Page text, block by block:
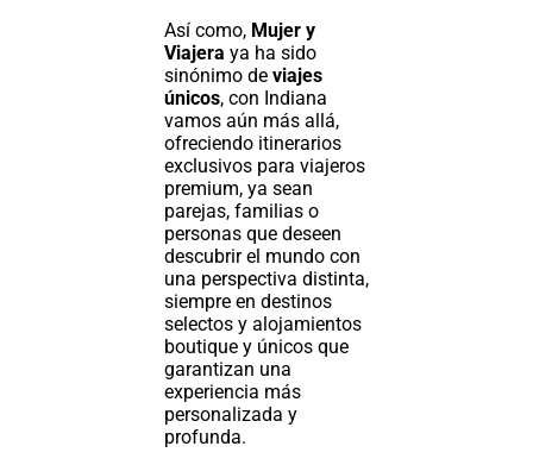
Así como, Mujer y
Viajera ya ha sido
sinónimo de viajes
únicos, con Indiana
vamos aún más allá,
ofreciendo itinerarios
exclusivos para viajeros
premium, ya sean
parejas, familias o
personas que deseen
descubrir el mundo con
una perspectiva distinta,
siempre en destinos
selectos y alojamientos
boutique y únicos que
garantizan una
experiencia más
personalizada y
profunda.